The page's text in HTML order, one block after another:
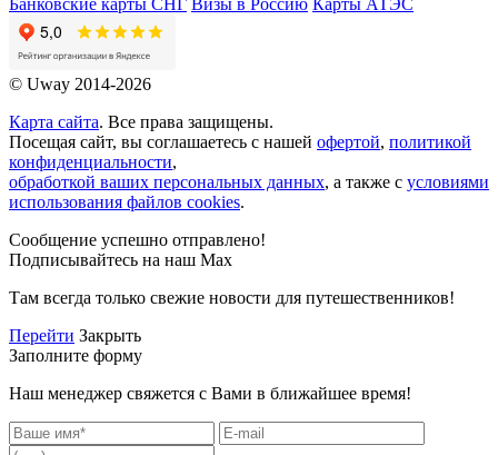
Банковские карты СНГ Визы в Россию Карты АТЭС
© Uway 2014-2026
Карта сайта. Все права защищены.
Посещая сайт, вы соглашаетесь с нашей офертой, политикой
конфиденциальности,
обработкой ваших персональных данных, а также с условиями
использования файлов cookies.
Сообщение успешно отправлено!
Подписывайтесь на наш Max
Там всегда только свежие новости для путешественников!
Перейти Закрыть
Заполните форму
Наш менеджер свяжется с Вами в ближайшее время!